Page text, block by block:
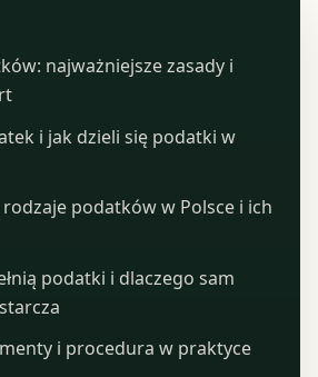
najważniejsze zasady i
i jak dzieli się podatki w
podatków w Polsce i ich
podatki i dlaczego sam
i procedura w praktyce